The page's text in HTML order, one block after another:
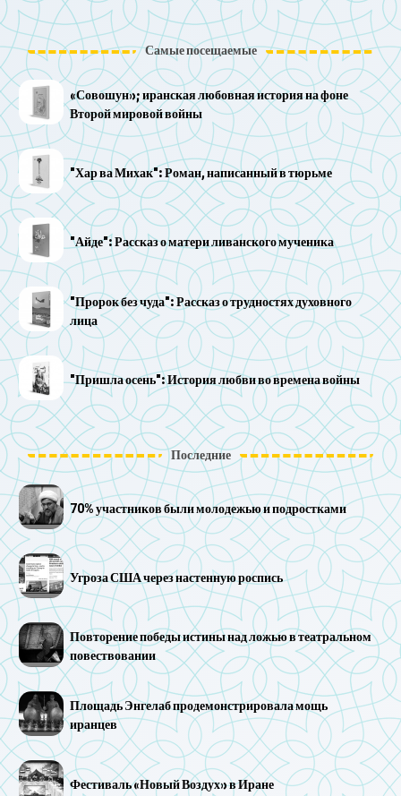
Самые посещаемые
«Совошун»; иранская любовная история на фоне
Второй мировой войны
"Хар ва Михак": Роман, написанный в тюрьме
"Айде": Рассказ о матери ливанского мученика
"Пророк без чуда": Рассказ о трудностях духовного
лица
"Пришла осень": История любви во времена войны
Последние
70% участников были молодежью и подростками
Угроза США через настенную роспись
Повторение победы истины над ложью в театральном
повествовании
Площадь Энгелаб продемонстрировала мощь
иранцев
Фестиваль «Новый Воздух» в Иране